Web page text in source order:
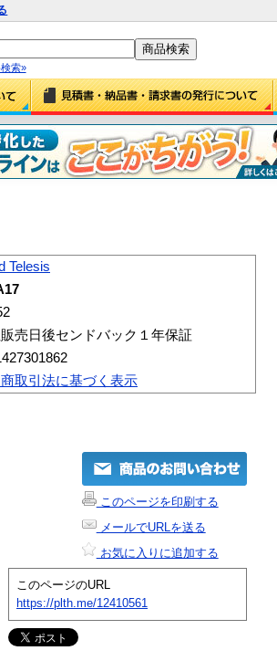
索»
Telesis
売日後センドバック１年保証
取引法に基づく表示
このページを印刷する
メールでURLを送る
お気に入りに追加する
このページのURL
https://plth.me/12410561